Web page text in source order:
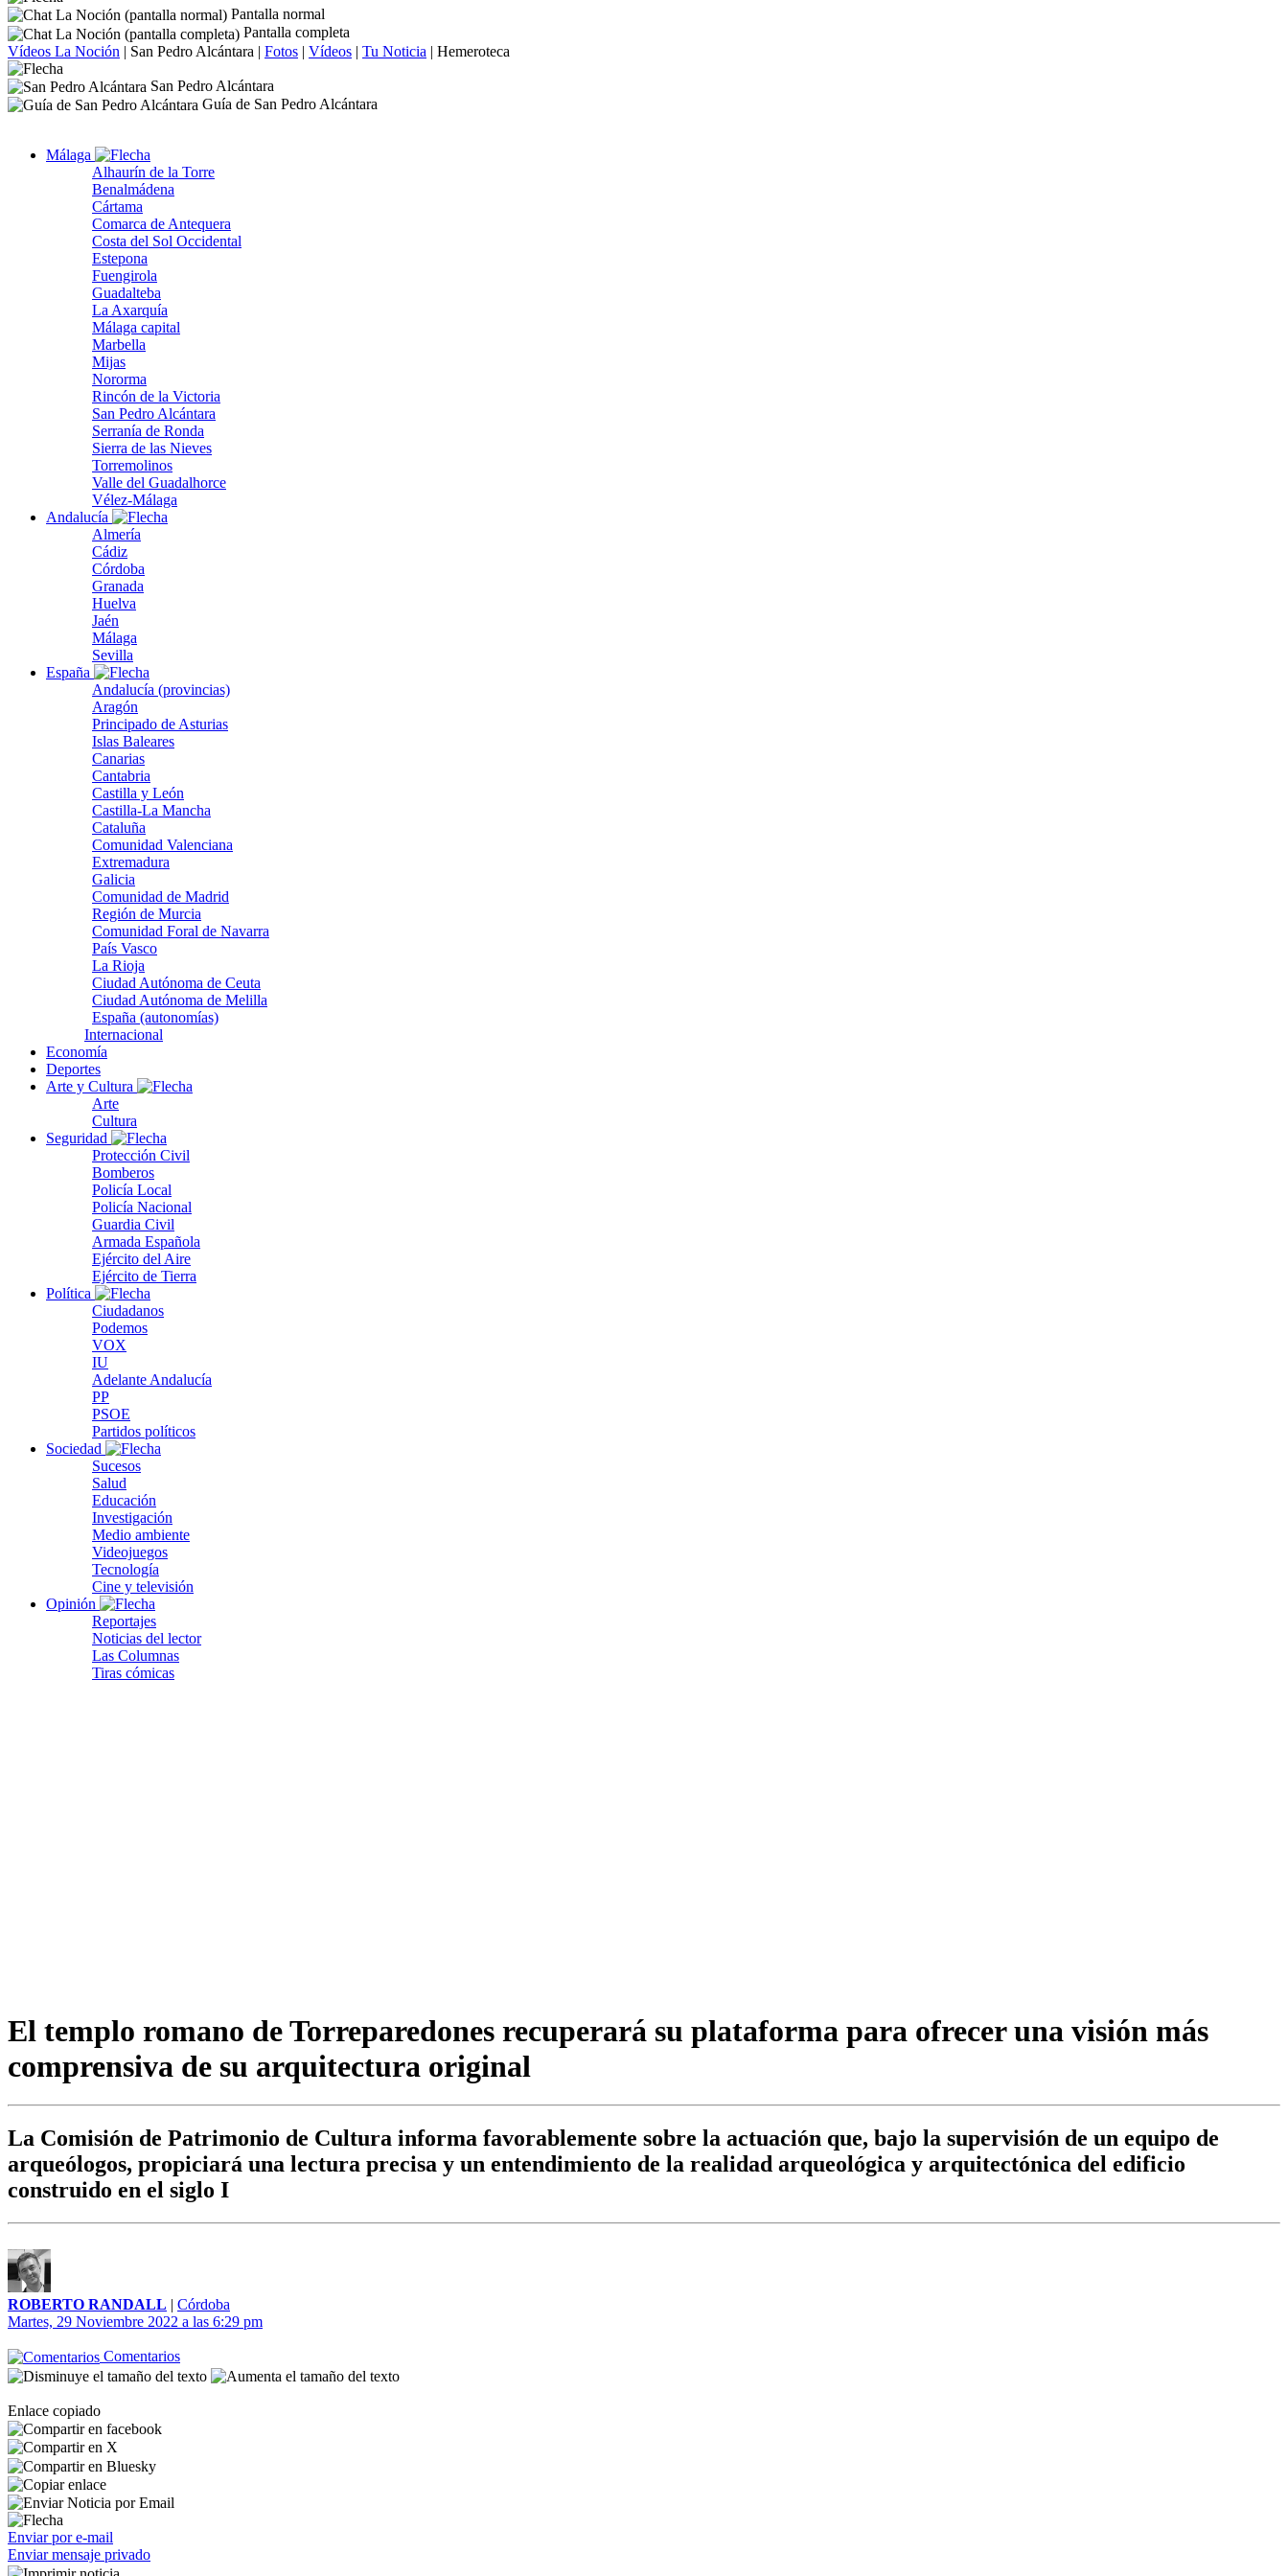
Pantalla normal
Pantalla completa
Vídeos La Noción | San Pedro Alcántara | Fotos | Vídeos | Tu Noticia | Hemeroteca
San Pedro Alcántara
Guía de San Pedro Alcántara
Málaga
Alhaurín de la Torre
Benalmádena
Cártama
Comarca de Antequera
Costa del Sol Occidental
Estepona
Fuengirola
Guadalteba
La Axarquía
Málaga capital
Marbella
Mijas
Nororma
Rincón de la Victoria
San Pedro Alcántara
Serranía de Ronda
Sierra de las Nieves
Torremolinos
Valle del Guadalhorce
Vélez-Málaga
Andalucía
Almería
Cádiz
Córdoba
Granada
Huelva
Jaén
Málaga
Sevilla
España
Andalucía (provincias)
Aragón
Principado de Asturias
Islas Baleares
Canarias
Cantabria
Castilla y León
Castilla-La Mancha
Cataluña
Comunidad Valenciana
Extremadura
Galicia
Comunidad de Madrid
Región de Murcia
Comunidad Foral de Navarra
País Vasco
La Rioja
Ciudad Autónoma de Ceuta
Ciudad Autónoma de Melilla
España (autonomías)
Internacional
Economía
Deportes
Arte y Cultura
Arte
Cultura
Seguridad
Protección Civil
Bomberos
Policía Local
Policía Nacional
Guardia Civil
Armada Española
Ejército del Aire
Ejército de Tierra
Política
Ciudadanos
Podemos
VOX
IU
Adelante Andalucía
PP
PSOE
Partidos políticos
Sociedad
Sucesos
Salud
Educación
Investigación
Medio ambiente
Videojuegos
Tecnología
Cine y televisión
Opinión
Reportajes
Noticias del lector
Las Columnas
Tiras cómicas
El templo romano de Torreparedones recuperará su plataforma para ofrecer una visión más
comprensiva de su arquitectura original
La Comisión de Patrimonio de Cultura informa favorablemente sobre la actuación que, bajo la supervisión de un equipo de
arqueólogos, propiciará una lectura precisa y un entendimiento de la realidad arqueológica y arquitectónica del edificio
construido en el siglo I
ROBERTO RANDALL | Córdoba
Martes, 29 Noviembre 2022 a las 6:29 pm
Comentarios
Enlace copiado
Enviar por e-mail
Enviar mensaje privado